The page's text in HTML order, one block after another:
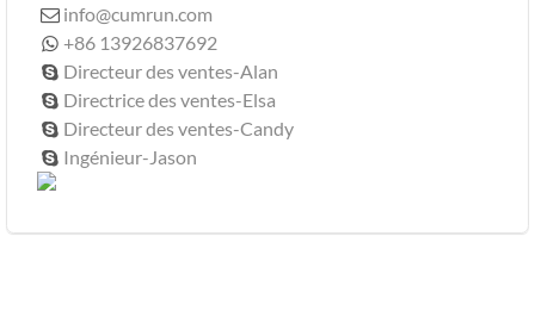
 info@cumrun.com
 +86 13926837692
 Directeur des ventes-Alan
 Directrice des ventes-Elsa
 Directeur des ventes-Candy
 Ingénieur-Jason